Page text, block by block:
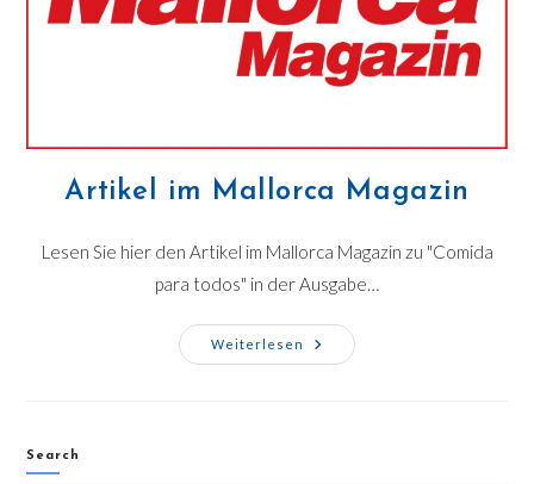
Artikel im Mallorca Magazin
Lesen Sie hier den Artikel im Mallorca Magazin zu "Comida
para todos" in der Ausgabe…
Weiterlesen
Search